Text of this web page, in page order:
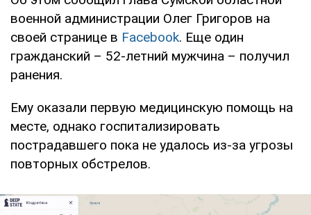
военной администрации Олег Григоров на
своей странице в Facebook. Еще один
гражданский – 52-летний мужчина – получил
ранения.
Ему оказали первую медицинскую помощь на
месте, однако госпитализировать
пострадавшего пока не удалось из-за угрозы
повторных обстрелов.